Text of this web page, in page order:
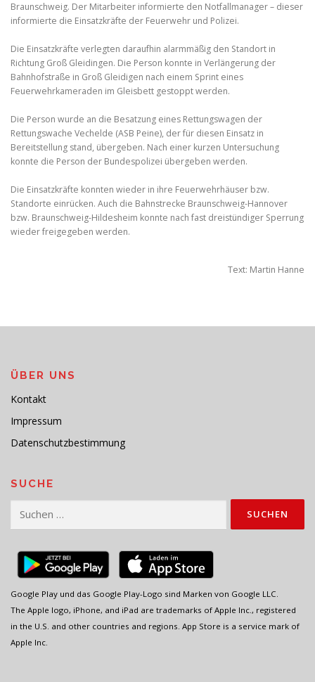
Braunschweig. Der Mitarbeiter informierte den Notfallmanager – dieser
informierte die Einsatzkräfte der Feuerwehr und Polizei.
Die Einsatzkräfte verlegten daraufhin alarmmäßig den Standort in
Richtung Groß Gleidingen. Die Person konnte in Verlängerung der
Bahnhofstraße in Groß Gleidigen nach einem Sprint eines
Feuerwehrkameraden im Gleisbett gestoppt werden.
Die Person wurde an die Besatzung eines Rettungswagen der
Rettungswache Vechelde (ASB Peine), der für diesen Einsatz in
Bereitstellung stand, übergeben. Nach einer kurzen Untersuchung
konnte die Person der Bundespolizei übergeben werden.
Die Einsatzkräfte konnten wieder in ihre Feuerwehrhäuser bzw.
Standorte einrücken. Auch die Bahnstrecke Braunschweig-Hannover
bzw. Braunschweig-Hildesheim konnte nach fast dreistündiger Sperrung
wieder freigegeben werden.
Text: Martin Hanne
ÜBER UNS
Kontakt
Impressum
Datenschutzbestimmung
SUCHE
Suchen
Google Play und das Google Play-Logo sind Marken von Google LLC.
The Apple logo, iPhone, and iPad are trademarks of Apple Inc., registered
in the U.S. and other countries and regions. App Store is a service mark of
Apple Inc.